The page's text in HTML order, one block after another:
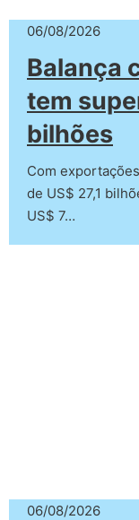
06/08/2026
Balança
tem
bilhões
Com
de US$ 27,1
US$ 7…
06/08/2026